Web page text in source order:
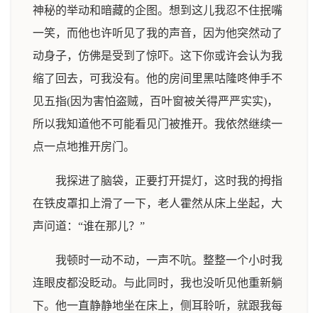
神秘的举动和暗藏的企图。想到这儿我忍不住抿嘴
一笑，而他也许听见了我的声音，因为他突然动了
动身子，仿佛是受到了惊吓。这下你或许会认为我
缩了回去，可我没有。他的房间里黑咕隆咚伸手不
见五指(因为害怕盗贼，百叶窗被关得严严实实)，
所以我知道他不可能看见门被推开。我依然继续一
点一点地推开房门。
我探进了脑袋，正要打开提灯，这时我的拇指
在铁皮罩扣上滑了一下，老人霍然从床上坐起，大
声问道：“谁在那儿？”
我顿时一动不动，一声不吭。整整一个小时我
连眼皮都没眨动。与此同时，我也没听见他重新躺
下。他一直静静地坐在床上，侧耳聆听，就跟我每